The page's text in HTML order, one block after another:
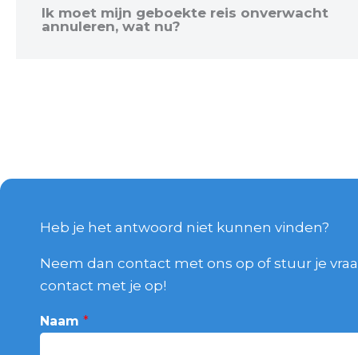
Ik moet mijn geboekte reis onverwacht
annuleren, wat nu?
Heb je het antwoord niet kunnen vinden?
Neem dan contact met ons op of stuur je
contact met je op!
Naam *